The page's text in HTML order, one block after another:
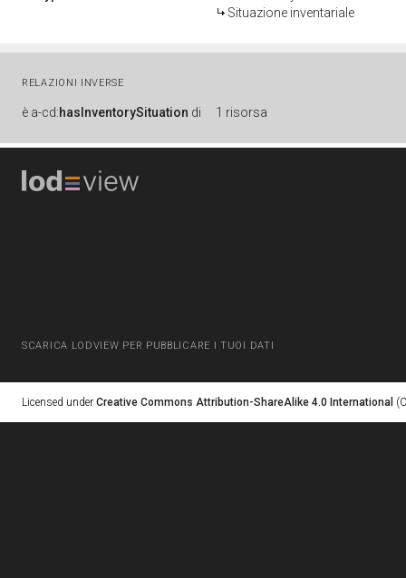
Situazione inventariale
RELAZIONI INVERSE
è a-cd:hasInventorySituation di 1 risorsa
SCARICA LODVIEW PER PUBBLICARE I TUOI DATI
Licensed under Creative Commons Attribution-ShareAlike 4.0 International